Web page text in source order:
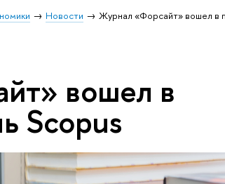
Новости Журнал «Форсайт» вошел в
вошел в
Scopus